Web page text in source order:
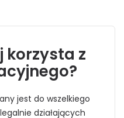
korzysta z
jest do wszelkiego
działających